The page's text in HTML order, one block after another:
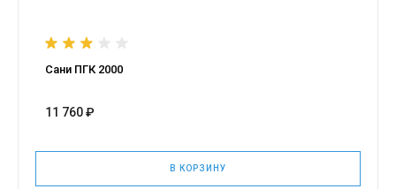
Сани ПГК 2000
11 760 ₽
В КОРЗИНУ